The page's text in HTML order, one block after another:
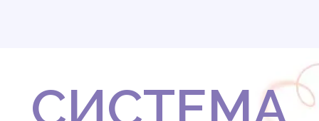
СИСТЕМА